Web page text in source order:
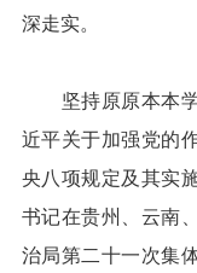
深走实。
坚持原原本本学
近平关于加强党的
央八项规定及其实
书记在贵州、云南
治局第二十一次集